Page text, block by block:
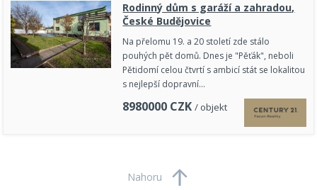
Rodinný dům s garáží a zahradou,
České Budějovice
Na přelomu 19. a 20 století zde stálo
pouhých pět domů. Dnes je "Pěťák", neboli
Pětidomí celou čtvrtí s ambicí stát se lokalitou
s nejlepší dopravní…
8980000 CZK / objekt
Nahoru